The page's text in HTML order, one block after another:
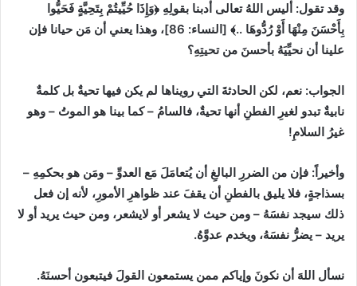
وقد تقول: أليس اللهُ تعالى أدبنا بقولِهِ ﴿وَإِذَا ‌حُيِّيتُمْ بِتَحِيَّةٍ فَحَيُّوا
بِأَحْسَنَ مِنْهَا أَوْ رُدُّوهَا ..﴾ [ النساء:
86] ، وهذا يعني أن مَن حيانا فإن
علينا أن نحيِّيَهُ بأحسنَ من تحيتِهِ؟
الجواب: نعم، لكن الحادثةَ التي رويناها لم يكن فيها تحيةٌ بل كلمةٌ
نابيةٌ تبدو لغيرِ الفطنِ أنها تحيةٌ، فالسامُ –كما بينا هو الموتُ – وهو
غيرُ السلامِ!
وأخيراً : فإن من الضررِ البالغِ أن يُتعامَلَ مَع العدوِّ – ومَن هو بحكمِهِ –
بسذاجةٍ، فلا يليق بالفطنِ أن يقفَ عند ظواهرِ الأمورِ، لأنه إن فعل
ذلك سيجد نفسَهُ – ومن حيث لا يشعر أو لايشعر، ومن حيث يريد أو لا
يريد – يضرُّ نفسَهُ، ويخدم عدوَّهُ.
نسأل اللهَ أن نكونَ وإياكم ممن يستمعون القولَ فيتبعون أحسنَهُ.